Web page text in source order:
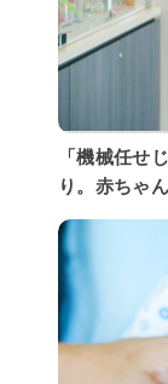
「機械任せ
り。赤ちゃ